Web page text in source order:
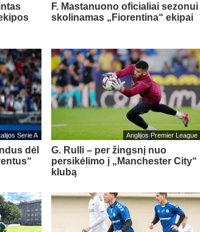
F. Mastanuono oficialiai sezonui
skolinamas „Fiorentina“ ekipai
Serie A
dėl
Anglijos Premier League
G. Rulli – per žingsnį nuo
persikėlimo į „Manchester City“
klubą